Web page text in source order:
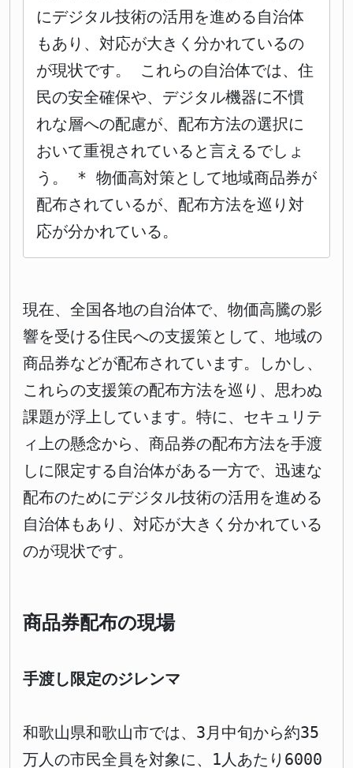
にデジタル技術の活用を進める自治体
もあり、対応が大きく分かれているの
が現状です。 これらの自治体では、住
民の安全確保や、デジタル機器に不慣
れな層への配慮が、配布方法の選択に
おいて重視されていると言えるでしょ
う。 * 物価高対策として地域商品券が
配布されているが、配布方法を巡り対
応が分かれている。
現在、全国各地の自治体で、物価高騰の影
響を受ける住民への支援策として、地域の
商品券などが配布されています。しかし、
これらの支援策の配布方法を巡り、思わぬ
課題が浮上しています。特に、セキュリテ
ィ上の懸念から、商品券の配布方法を手渡
しに限定する自治体がある一方で、迅速な
配布のためにデジタル技術の活用を進める
自治体もあり、対応が大きく分かれている
のが現状です。
商品券配布の現場
手渡し限定のジレンマ
和歌山県和歌山市では、3月中旬から約35
万人の市民全員を対象に、1人あたり6000